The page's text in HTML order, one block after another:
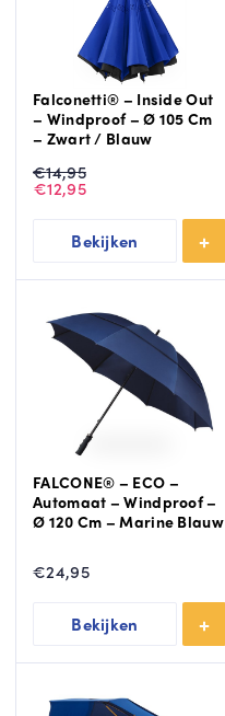
Falconetti® – Inside Out
– Windproof – Ø 105 Cm
– Zwart / Blauw
€14,95
Oorspronkelijke
prijs
was:
€12,95
Huidige
prijs
Bekijken
FALCONE® – ECO –
Automaat – Windproof –
Ø 120 Cm – Marine Blauw
€24,95
Bekijken